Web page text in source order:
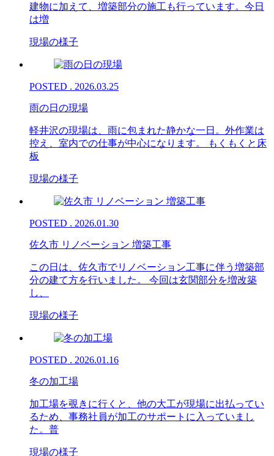
建物に加えて、増築部分の施工も行っています。今日
は増
現場の様子
POSTED . 2026.03.25
雨の日の現場
軽井沢の現場は、雨に包まれた静かな一日。外作業は
控え、室内での仕事が中心になります。 もくもくと床
板
現場の様子
POSTED . 2026.01.30
佐久市 リノベーション 増築工事
この日は、佐久市でリノベーション工事に伴う増築部
分の建て方を行いました。 今回は玄関部分を増改築
し、
現場の様子
POSTED . 2026.01.16
冬の加工場
加工場を覗きに行くと、他の大工が現場に出払ってい
るため、事務社員が加工のサポートに入っていまし
た。普
現場の様子